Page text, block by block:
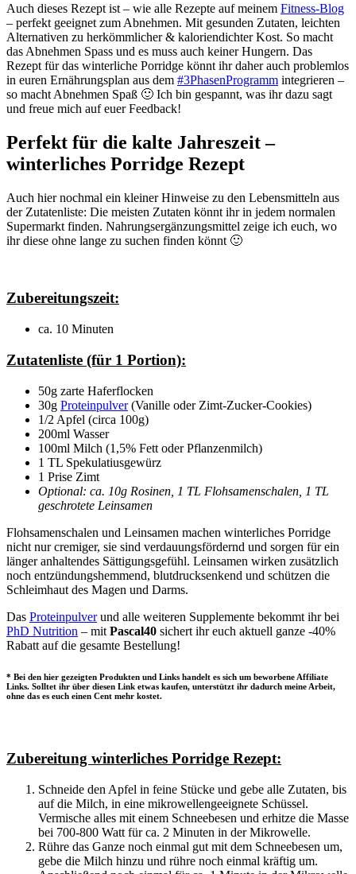
Auch dieses Rezept ist – wie alle Rezepte auf meinem Fitness-Blog
– perfekt geeignet zum Abnehmen. Mit gesunden Zutaten, leichten
Alternativen zu herkömmlicher & kaloriendichter Kost. So macht
das Abnehmen Spass und es muss auch keiner Hungern. Das
Rezept für das winterliche Porridge könnt ihr daher auch problemlos
in euren Ernährungsplan aus dem #3PhasenProgramm integrieren –
so macht Abnehmen Spaß 🙂 Ich bin gespannt, was ihr dazu sagt
und freue mich auf euer Feedback!
Perfekt für die kalte Jahreszeit –
winterliches Porridge Rezept
Auch hier nochmal ein kleiner Hinweise zu den Lebensmitteln aus
der Zutatenliste: Die meisten Zutaten könnt ihr in jedem normalen
Supermarkt finden. Nahrungsergänzungsmittel zeige ich euch, wo
ihr diese ohne lange zu suchen finden könnt 🙂
Zubereitungszeit:
ca. 10 Minuten
Zutatenliste (für 1 Portion):
50g zarte Haferflocken
30g Proteinpulver(Vanille oder Zimt-Zucker-Cookies)
1/2 Apfel (circa 100g)
200ml Wasser
100ml Milch (1,5% Fett oder Pflanzenmilch)
1 TL Spekulatiusgewürz
1 Prise Zimt
Optional: ca. 10g Rosinen, 1 TL Flohsamenschalen, 1 TL
geschrotete Leinsamen
Flohsamenschalen und Leinsamen machen winterliches Porridge
nicht nur cremiger, sie sind verdauungsfördernd und sorgen für ein
länger anhaltendes Sättigungsgefühl. Leinsamen wirken zusätzlich
noch entzündungshemmend, blutdrucksenkend und schützen die
Schleimhaut des Magen und Darms.
Das Proteinpulverund alle weiteren Supplemente bekommt ihr bei
PhD Nutrition – mit Pascal40 sichert ihr euch aktuell ganze -40%
Rabatt auf die gesamte Bestellung!
* Bei den hier gezeigten Produkten und Links handelt es sich um beworbene Affiliate
Links. Solltet ihr über diesen Link etwas kaufen, unterstützt ihr dadurch meine Arbeit,
ohne das es euch einen Cent mehr kostet.
Zubereitung winterliches Porridge Rezept:
Schneide den Apfel in feine Stücke und gebe alle Zutaten, bis
auf die Milch, in eine mikrowellengeeignete Schüssel.
Vermische alles mit einem Schneebesen und erhitze die Masse
bei 700-800 Watt für ca. 2 Minuten in der Mikrowelle.
Rühre das Ganze noch einmal gut mit dem Schneebesen um,
gebe die Milch hinzu und rühre noch einmal kräftig um.